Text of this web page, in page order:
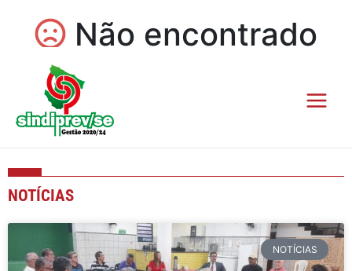
NOTÍCIAS
NOTÍCIAS
Page PagePage